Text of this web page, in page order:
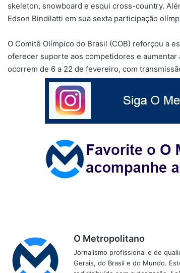
skeleton, snowboard e esqui cross-country.
Edson Bindilatti em sua sexta participação
O Comitê Olímpico do Brasil (COB) reforçou a
oferecer suporte aos competidores e
ocorrem de 6 a 22 de fevereiro, com
O Metropolitano
Jornalismo profissional e de
Gerais, do Brasil e do Mundo.